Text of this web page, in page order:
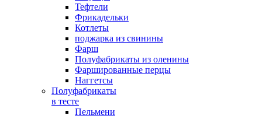
Тефтели
Фрикадельки
Котлеты
поджарка из свинины
Фарш
Полуфабрикаты из оленины
Фаршированные перцы
Наггетсы
Полуфабрикаты
в тесте
Пельмени